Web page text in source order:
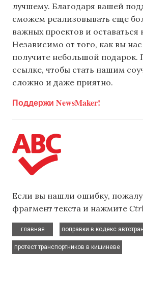
лучшему. Благодаря вашей
сможем реализовывать еще
важных проектов и
Независимо от того, как вы
получите небольшой подарок.
ссылке, чтобы стать нашим
сложно и даже приятно.
Поддержи NewsMaker!
Если вы нашли ошибку,
фрагмент текста и нажмите
главная
поправки в кодекс
протест транспортников в кишиневе